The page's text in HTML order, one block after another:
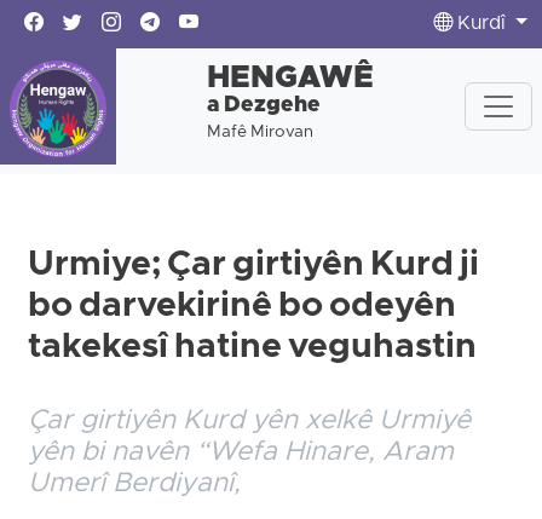
Kurdî
HENGAWÊ
a Dezgehe
Mafê Mirovan
Urmiye; Çar girtiyên Kurd ji
bo darvekirinê bo odeyên
takekesî hatine veguhastin
Çar girtiyên Kurd yên xelkê Urmiyê
yên bi navên “Wefa Hinare, Aram
Umerî Berdiyanî,